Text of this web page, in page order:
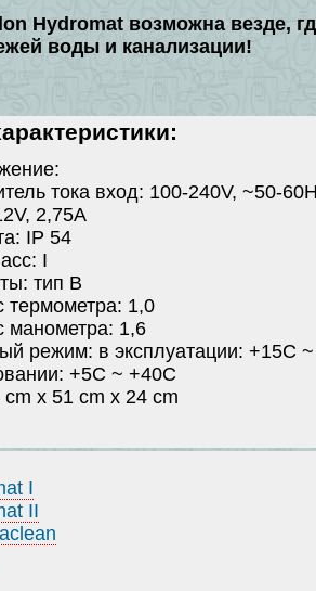
Hydromat возможна везде,
воды и канализации!
тока вход: 100-240V, ~50-
2,75A
IP 54
I
тип B
термометра: 1,0
манометра: 1,6
режим: в эксплуатации: +15C
+5C ~ +40C
x 51 cm x 24 cm
I
II